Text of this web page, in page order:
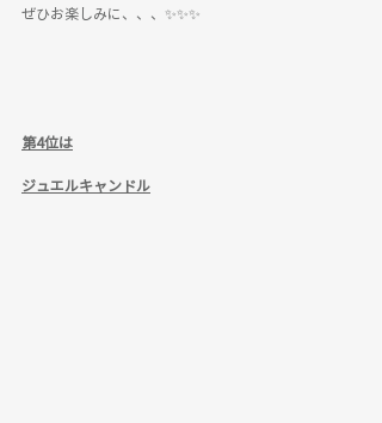
ぜひお楽しみに、、、✨✨✨
第4位は
ジュエルキャンドル